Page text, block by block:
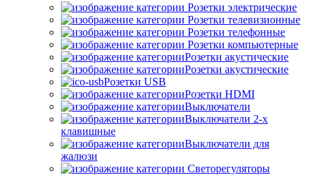
Розетки электрические
Розетки телевизионные
Розетки телефонные
Розетки компьютерные
Розетки акустические
Розетки акустические
Розетки USB
Розетки HDMI
Выключатели
Выключатели 2-х
клавишные
Выключатели для
жалюзи
Светорегуляторы